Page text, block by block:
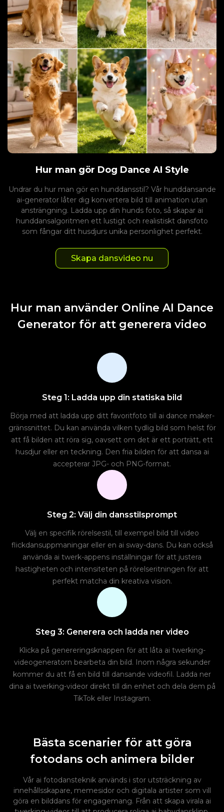
Hur man gör Dog Dance AI Style
Undrar du hur man gör en hunddansstil? Vår hunddansande
ai-generator låter dig konvertera bild till animation utan
ansträngning. Ladda upp din hunds foto, så skapar ai
hunddansalgoritmen ett lustigt och realistiskt dansfoto
som fångar ditt husdjurs unika personlighet perfekt.
Skapa dansvideo nu
Hur man använder Online AI Dance
Generator för att generera video
Steg 1: Ladda upp din statiska bild
Börja med att ladda upp ditt favoritfoto till ai dance maker-
gränssnittet. Du kan använda vilken tydlig bild som helst för
att få bilden att röra sig, oavsett om det är ett porträtt, ett
husdjur eller en teckning. Den fria bilden för att dansa ai
accepterar JPG- och PNG-format.
Steg 2: Välj din dansstilsprompt
Välj en specifik rörelsestil, till exempel bild till video
flickdansuppmaningar eller en ai sway-dans. Du kan också
använda ai twerk-appens inställningar för att justera
hastigheten och intensiteten på rörelseritningen för att
perfekt matcha din kreativa vision.
Steg 3: Generera och ladda ner video
Klicka på genereringsknappen för att låta ai twerking-
videogeneratorn bearbeta din bild. Inom några sekunder
kommer du att få en bild till dansande videofil. Ladda ner
dina ai twerking-videor direkt till din enhet och dela dem på
TikTok eller Instagram.
Bästa scenarier för att göra
fotodans och animera bilder
Vår ai fotodansteknik används i stor utsträckning av
innehållsskapare, memesidor och digitala artister som vill
göra en bilddans för engagemang. Från att skapa virala ai